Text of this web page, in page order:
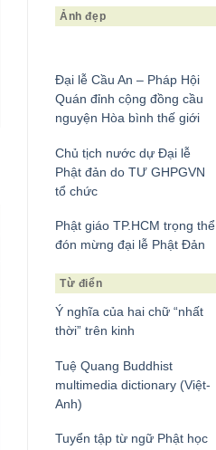
Ảnh đẹp
Đại lễ Cầu An – Pháp Hội
Quán đỉnh cộng đồng cầu
nguyện Hòa bình thế giới
Chủ tịch nước dự Đại lễ
Phật đản do TƯ GHPGVN
tổ chức
Phật giáo TP.HCM trọng thể
đón mừng đại lễ Phật Đản
Từ điển
Ý nghĩa của hai chữ “nhất
thời” trên kinh
Tuệ Quang Buddhist
multimedia dictionary (Việt-
Anh)
Tuyển tập từ ngữ Phật học